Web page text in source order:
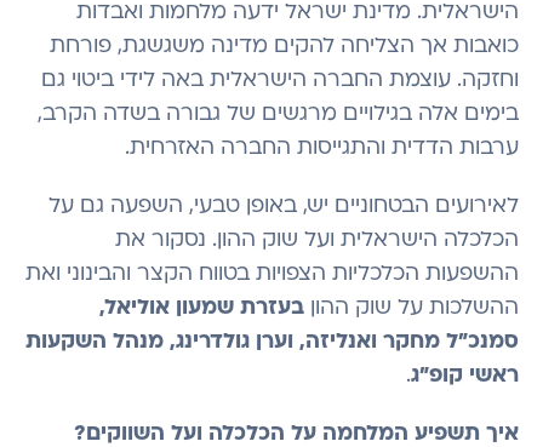
הישראלית. מדינת ישראל ידעה מלחמות ואבדות
כואבות אך הצליחה להקים מדינה משגשגת, פורחת
וחזקה. עוצמת החברה הישראלית באה לידי ביטוי גם
בימים אלה בגילויים מרגשים של גבורה בשדה הקרב,
ערבות הדדית והתגייסות החברה האזרחית.
לאירועים הבטחוניים יש, באופן טבעי, השפעה גם על
הכלכלה הישראלית ועל שוק ההון. נסקור את
ההשפעות הכלכליות הצפויות בטווח הקצר והבינוני ואת
ההשלכות על שוק ההון בעזרת שמעון אוליאל,
סמנכ”ל מחקר ואנליזה, וערן גולדרינג, מנהל השקעות
ראשי קופ”ג.
איך תשפיע המלחמה על הכלכלה ועל השווקים?